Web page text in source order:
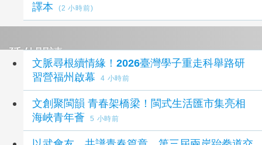
譯本
(2 小時前)
延伸閱讀
文脈尋根續情緣！2026臺灣學子重走科舉路研
習營福州啟幕
4 小時前
文創聚閩韻 青春架橋梁！閩式生活匯市集亮相
海峽青年薈
5 小時前